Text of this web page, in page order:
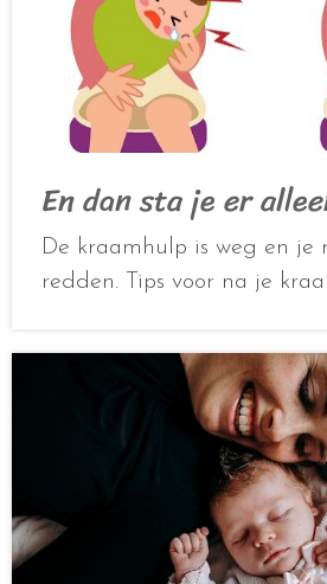
En dan sta je er
De kraamhulp is weg en je
redden. Tips voor na je